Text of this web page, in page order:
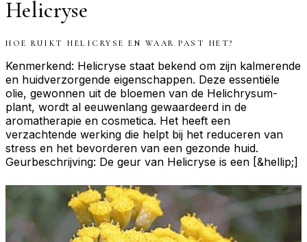
Helicryse
HOE RUIKT HELICRYSE EN WAAR PAST HET?
Kenmerkend: Helicryse staat bekend om zijn kalmerende
en huidverzorgende eigenschappen. Deze essentiële
olie, gewonnen uit de bloemen van de Helichrysum-
plant, wordt al eeuwenlang gewaardeerd in de
aromatherapie en cosmetica. Het heeft een
verzachtende werking die helpt bij het reduceren van
stress en het bevorderen van een gezonde huid.
Geurbeschrijving: De geur van Helicryse is een [&hellip;]